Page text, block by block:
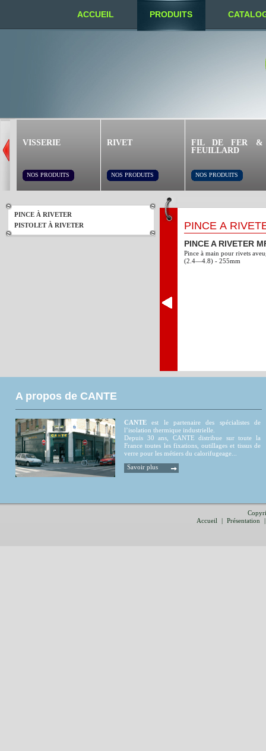
ACCUEIL PRODUITS
VISSERIE
NOS PRODUITS
RIVET
NOS PRODUITS
FIL DE FER &
FEUILLARD
NOS PRODUITS
PINCE À RIVETER
PISTOLET À RIVETER
PINCE À
PINCE A RIVETER
Pince à main pour rivets
(2.4—4.8) - 255mm
A propos de CANTE
CANTE est le partenaire des spécialistes de
l’isolation thermique industrielle.
Depuis 30 ans, CANTE distribue sur toute la
France toutes les fixations, outillages et tissus de
verre pour les métiers du calorifugeage...
Savoir plus
Accueil
| Présentation